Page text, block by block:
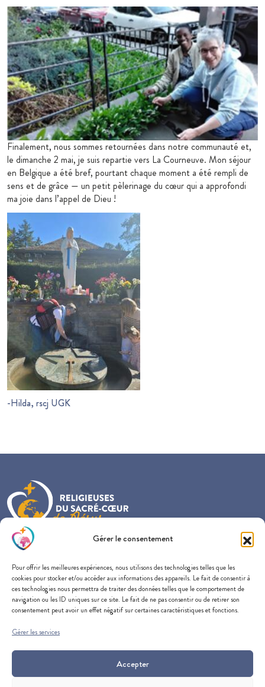
Gérer le consentement
Pour offrir les meilleures expériences, nous utilisons des technologies telles que les
cookies pour stocker et/ou accéder aux informations des appareils. Le fait de consentir à
ces technologies nous permettra de traiter des données telles que le comportement de
navigation ou les ID uniques sur ce site. Le fait de ne pas consentir ou de retirer son
consentement peut avoir un effet négatif sur certaines caractéristiques et fonctions.
Gérer les services
Accepter
Finalement, nous sommes retournées dans notre communauté et,
le dimanche 2 mai, je suis repartie vers La Courneuve. Mon séjour
en Belgique a été bref, pourtant chaque moment a été rempli de
sens et de grâce — un petit pèlerinage du cœur qui a approfondi
ma joie dans l’appel de Dieu !
-Hilda, rscj UGK
57 rue du Docteur Edmond Locard
69005 Lyon
CONTACTEZ-NOUS
SUIVEZ-NOUS